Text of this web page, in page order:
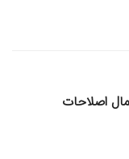
اصلاحات